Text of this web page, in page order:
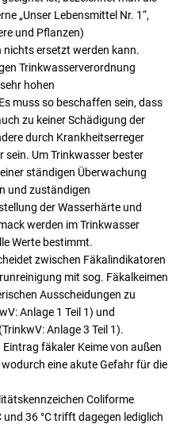
Klimamanagement
„Unser Lebensmittel Nr. 1“,
und Pflanzen)
ersetzt werden kann.
Trinkwasserverordnung
hohen
muss so beschaffen sein, dass
zu keiner Schädigung der
durch Krankheitserreger
sein. Um Trinkwasser bester
ständigen Überwachung
und zuständigen
der Wasserhärte und
werden im Trinkwasser
Werte bestimmt.
zwischen Fäkalindikatoren
mit sog. Fäkalkeimen
Ausscheidungen zu
Anlage 1 Teil 1) und
Anlage 3 Teil 1).
fäkaler Keime von außen
eine akute Gefahr für die
Coliforme
und 36 °C trifft dagegen lediglich